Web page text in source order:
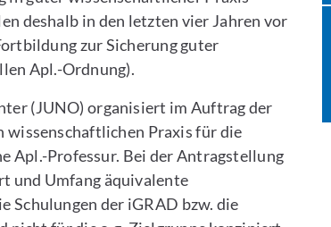
deshalb in den letzten vier Jahren vor
zur Sicherung guter
Apl.-Ordnung).
(JUNO) organisiert im Auftrag der
Praxis für die
Apl.-Professur. Bei der Antragstellung
und Umfang äquivalente
Schulungen der iGRAD bzw. die